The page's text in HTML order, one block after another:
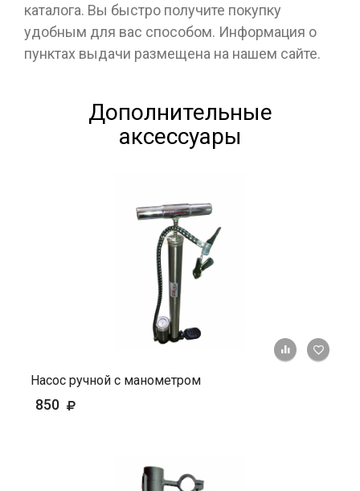
каталога. Вы быстро получите покупку
удобным для вас способом. Информация о
пунктах выдачи размещена на нашем сайте.
Дополнительные
аксессуары
+ К
Насос ручной с манометром
850